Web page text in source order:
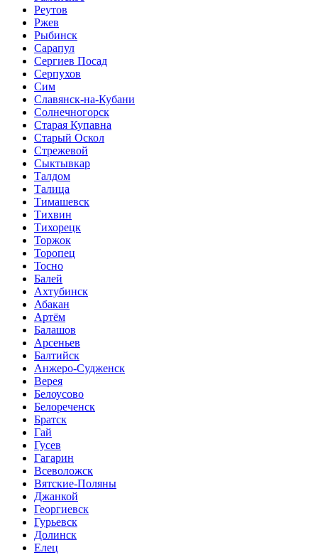
Реутов
Ржев
Рыбинск
Сарапул
Сергиев Посад
Серпухов
Сим
Славянск-на-Кубани
Солнечногорск
Старая Купавна
Старый Оскол
Стрежевой
Сыктывкар
Талдом
Талица
Тимашевск
Тихвин
Тихорецк
Торжок
Торопец
Тосно
Балей
Ахтубинск
Абакан
Артём
Балашов
Арсеньев
Балтийск
Анжеро-Судженск
Верея
Белоусово
Белореченск
Братск
Гай
Гусев
Гагарин
Всеволожск
Вятские-Поляны
Джанкой
Георгиевск
Гурьевск
Долинск
Елец